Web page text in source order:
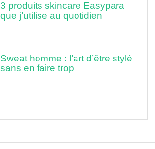
3 produits skincare Easypara
que j’utilise au quotidien
Sweat homme : l’art d’être stylé
sans en faire trop